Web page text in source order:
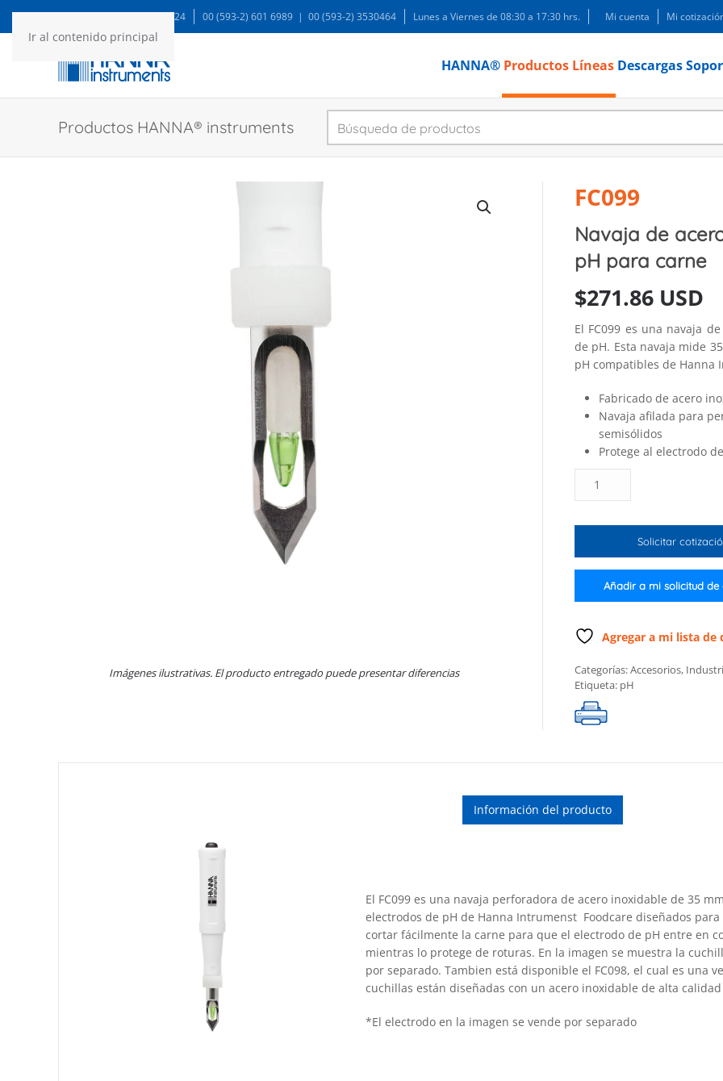
Ir al contenido principal
WA: 99935 1624 00 (593-2) 601 6989 | 00 (593-2) 3530464 Lunes a Viernes de 08:30 a 17:30 hrs. Mi cuenta Mi
HANNA® Productos Líneas Descargas
Productos HANNA® instruments
Imágenes ilustrativas. El producto entregado puede presentar diferencias
FC099
Navaja de
pH para carne
$271.86 USD
El FC099 es una navaja
de pH. Esta navaja mide
pH compatibles de Hanna
Fabricado de acero
Navaja afilada para
semisólidos
Protege al electrodo
inoxidable
pH
carne
Solicitar
Añadir a mi solicitud de
Agregar a mi lista de
Categorías:Accesorios,
Etiqueta: pH
Información del producto
El FC099 es una navaja perforadora de acero inoxidable de 35
electrodos de pH de Hanna Intrumenst Foodcare diseñados
cortar fácilmente la carne para que el electrodo de pH entre en
mientras lo protege de roturas. En la imagen se muestra la
por separado. Tambien está disponible el FC098, el cual es una
cuchillas están diseñadas con un acero inoxidable de alta
*El electrodo en la imagen se vende por separado